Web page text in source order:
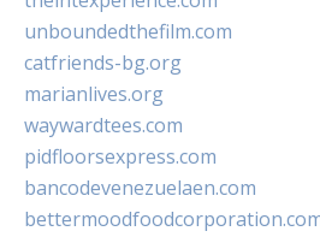
unboundedthefilm.com
catfriends-bg.org
marianlives.org
waywardtees.com
pidfloorsexpress.com
bancodevenezuelaen.com